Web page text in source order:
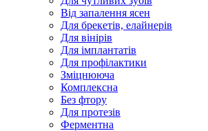
Від запалення ясен
Для брекетів, елайнерів
Для вінірів
Для імплантатів
Для профілактики
Зміцнююча
Комплексна
Без фтору
Для протезів
Ферментна